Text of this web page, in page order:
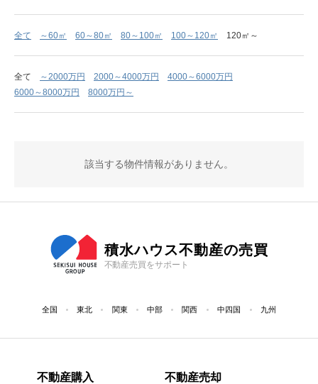
全て ～60㎡ 60～80㎡ 80～100㎡ 100～120㎡ 120㎡～
全て ～2000万円 2000～4000万円
4000～6000万円
6000～8000万円
8000万円～
該当する物件情報がありません。
積水ハウス不動産の売買
不動産売買をサポート
全国 東北 関東 中部 関西 中四国 九州
不動産購入 不動産売却